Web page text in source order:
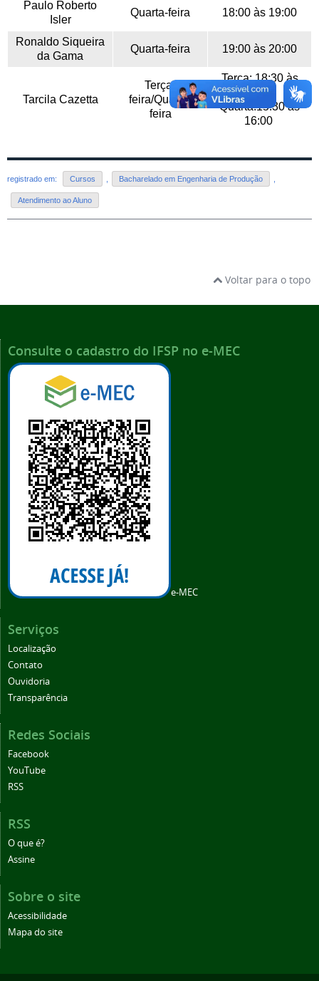
Paulo Roberto
Isler
Quarta-feira 18:00 às 19:00
Ronaldo Siqueira
da Gama
Quarta-feira 19:00 às 20:00
Tarcila Cazetta
Terça-
feira/Quarta-
feira
Terça: 18:30 às
19:00
Quarta:15:30 às
16:00
registrado em: Cursos Bacharelado em Engenharia de Produção
Atendimento ao Aluno
Voltar para o topo
Consulte o cadastro do IFSP no e-MEC
e-MEC
Serviços
Localização
Contato
Ouvidoria
Transparência
Redes Sociais
Facebook
YouTube
RSS
RSS
O que é?
Assine
Sobre o site
Acessibilidade
Mapa do site